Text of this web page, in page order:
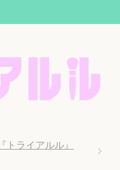
トライアルル』